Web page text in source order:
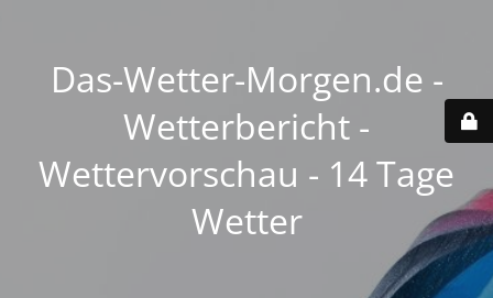
Das-Wetter-Morgen.de -
Wetterbericht -
Wettervorschau - 14 Tage
Wetter